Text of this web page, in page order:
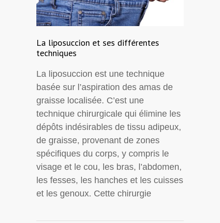
La liposuccion et ses différentes
techniques
La liposuccion est une technique
basée sur l’aspiration des amas de
graisse localisée. C’est une
technique chirurgicale qui élimine les
dépôts indésirables de tissu adipeux,
de graisse, provenant de zones
spécifiques du corps, y compris le
visage et le cou, les bras, l’abdomen,
les fesses, les hanches et les cuisses
et les genoux. Cette chirurgie